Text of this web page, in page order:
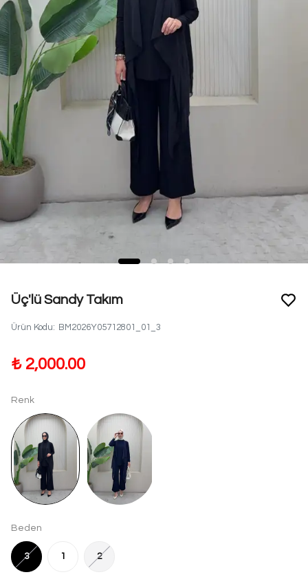
Üç'lü Sandy Takım
Ürün Kodu: BM2026Y05712801_01_3
₺ 2,000.00
Renk
Beden
3 1 2